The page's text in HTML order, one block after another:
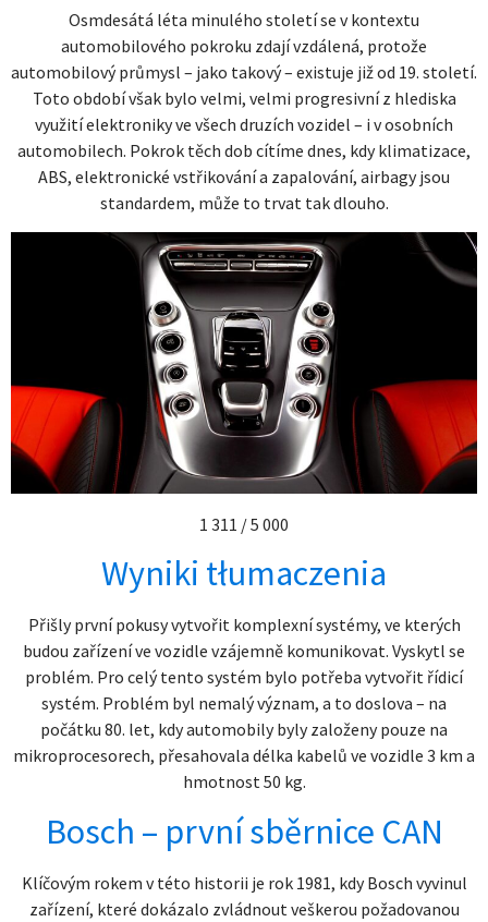
Osmdesátá léta minulého století se v kontextu
automobilového pokroku zdají vzdálená, protože
automobilový průmysl – jako takový – existuje již od 19. století.
Toto období však bylo velmi, velmi progresivní z hlediska
využití elektroniky ve všech druzích vozidel – i v osobních
automobilech. Pokrok těch dob cítíme dnes, kdy klimatizace,
ABS, elektronické vstřikování a zapalování, airbagy jsou
standardem, může to trvat tak dlouho.
1 311 / 5 000
Wyniki tłumaczenia
Přišly první pokusy vytvořit komplexní systémy, ve kterých
budou zařízení ve vozidle vzájemně komunikovat. Vyskytl se
problém. Pro celý tento systém bylo potřeba vytvořit řídicí
systém. Problém byl nemalý význam, a to doslova – na
počátku 80. let, kdy automobily byly založeny pouze na
mikroprocesorech, přesahovala délka kabelů ve vozidle 3 km a
hmotnost 50 kg.
Bosch – první sběrnice CAN
Klíčovým rokem v této historii je rok 1981, kdy Bosch vyvinul
zařízení, které dokázalo zvládnout veškerou požadovanou